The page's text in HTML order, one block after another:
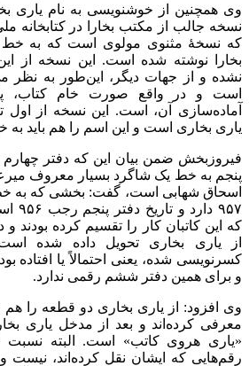
وی همچنین از خوشنویسی به نام یاری
نسخه جالب از مکتب بخارا در کتابخانه
که نسخۀ مثنوی مولوی است که به خط
بخارا نوشته شده است. این نسخه از
نشده و از جهات دیگر، این‌طور به نظر
است و در واقع صورت خام کتاب،
آماده‌سازی آن، است. این نسخه از
یاری بخاری است و این اسم را هم باید به
فیروزبخش ضمن بیان این که دفتر چهارم
پنجم به خط یک شاگرد بسیار معروف
اسحاق شهابی است، گفت: بخشی که به
که این کاتبان کار را تقسیم کرده بودند
از یاری بخاری تحویل داده شده
کسرنویسی شده، یعنی احتمالاً یا افتاده
و برای همین دفتر ششم رقمی ندارد.
وی افزود: از یاری بخاری دو قطعه را هم
معرفی کرده‌اند و بعد از مدخل یاری
«یاری هروی کاتب» است. البته نسبت
رقم‌هایی که ایشان نقل کرده‌اند، نیست و